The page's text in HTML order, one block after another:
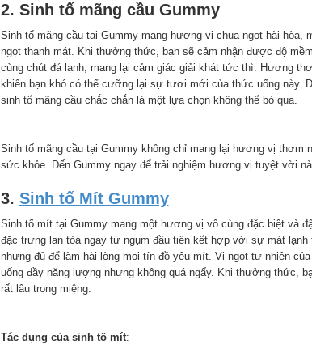
2. Sinh tố mãng cầu Gummy
Sinh tố mãng cầu tại Gummy mang hương vị chua ngọt hài
ngọt thanh mát. Khi thưởng thức, bạn sẽ cảm nhận được độ
cùng chút đá lạnh, mang lại cảm giác giải khát tức thì. Hương
khiến bạn khó có thể cưỡng lại sự tươi mới của thức uống
sinh tố mãng cầu chắc chắn là một lựa chọn không thể bỏ qua.
Sinh tố mãng cầu tại Gummy không chỉ mang lại hương vị thơm
sức khỏe. Đến Gummy ngay để trải nghiệm hương vị tuyệt vời
3. Sinh tố Mít Gummy
Sinh tố mít tại Gummy mang một hương vị vô cùng đặc biệt và
đặc trưng lan tỏa ngay từ ngụm đầu tiên kết hợp với sự mát
nhưng đủ để làm hài lòng mọi tín đồ yêu mít. Vị ngọt tự nhiên
uống đầy năng lượng nhưng không quá ngấy. Khi thưởng thức,
rất lâu trong miệng.
Tác dụng của sinh tố mít: